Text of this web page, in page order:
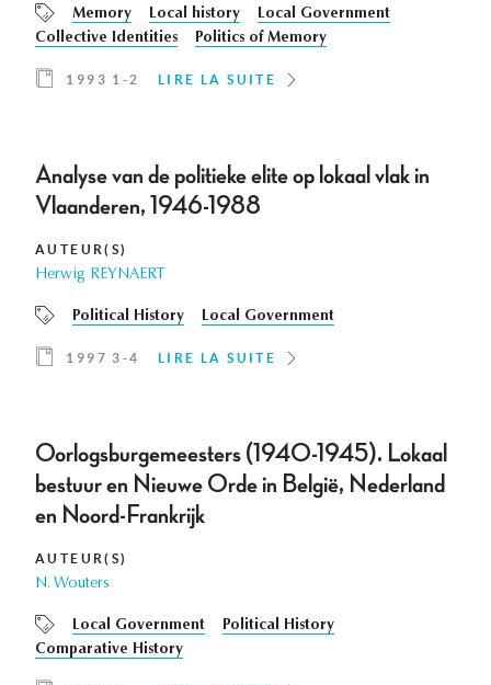
Memory Local history
Local Government
Collective Identities
Politics of Memory
1993 1-2 LIRE LA SUITE
Analyse van de politieke elite op lokaal vlak in
Vlaanderen, 1946-1988
AUTEUR(S)
Herwig REYNAERT
Political History Local Government
1997 3-4 LIRE LA SUITE
Oorlogsburgemeesters (1940-1945). Lokaal
bestuur en Nieuwe Orde in België, Nederland
en Noord-Frankrijk
AUTEUR(S)
N. Wouters
Local Government
Political History
Comparative History